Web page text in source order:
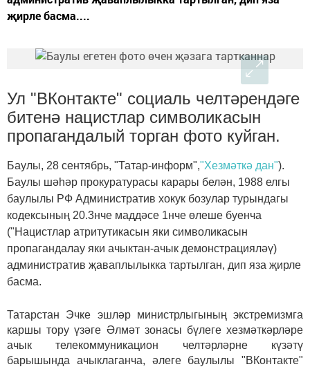
җирле басма....
Ул "ВКонтакте" социаль челтәрендәге
битенә нацистлар символикасын
пропагандалый торган фото куйган.
Баулы, 28 сентябрь, "Татар-информ","Хезмәткә дан").
Баулы шәһәр прокуратурасы карары белән, 1988 елгы
баулылы РФ Административ хокук бозулар турындагы
кодексының 20.3нче маддәсе 1нче өлеше буенча
("Нацистлар атритутикасын яки символикасын
пропагандалау яки ачыктан-ачык демонстрацияләү)
административ җаваплылыкка тартылган, дип яза җирле
басма.
Татарстан Эчке эшләр министрлыгының экстремизмга
каршы тору үзәге Әлмәт зонасы бүлеге хезмәткәрләре
ачык телекоммуникацион челтәрләрне күзәтү
барышында ачыклаганча, әлеге баулылы "ВКонтакте"